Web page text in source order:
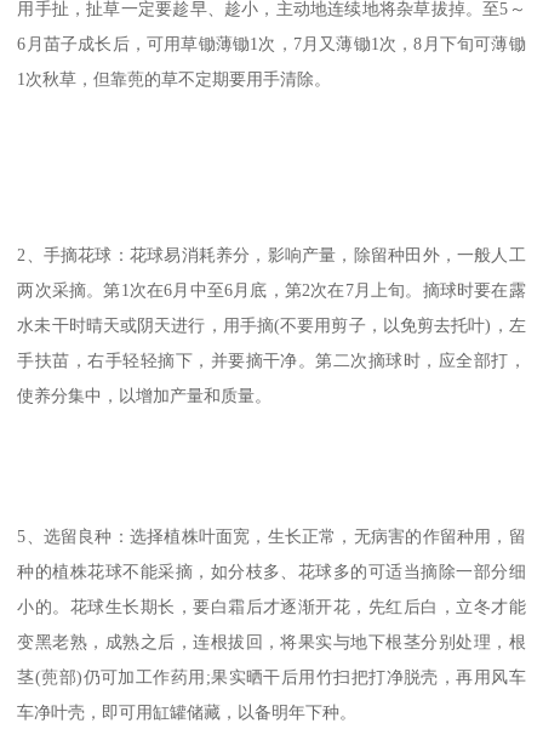
用手扯，扯草一定要趁早、趁小，主动地连续地将杂草拔掉。至5～
6月苗子成长后，可用草锄薄锄1次，7月又薄锄1次，8月下旬可薄锄
1次秋草，但靠蔸的草不定期要用手清除。
2、手摘花球：花球易消耗养分，影响产量，除留种田外，一般人工
两次采摘。第1次在6月中至6月底，第2次在7月上旬。摘球时要在露
水未干时晴天或阴天进行，用手摘(不要用剪子，以免剪去托叶)，左
手扶苗，右手轻轻摘下，并要摘干净。第二次摘球时，应全部打，
使养分集中，以增加产量和质量。
5、选留良种：选择植株叶面宽，生长正常，无病害的作留种用，留
种的植株花球不能采摘，如分枝多、花球多的可适当摘除一部分细
小的。花球生长期长，要白霜后才逐渐开花，先红后白，立冬才能
变黑老熟，成熟之后，连根拔回，将果实与地下根茎分别处理，根
茎(蔸部)仍可加工作药用;果实晒干后用竹扫把打净脱壳，再用风车
车净叶壳，即可用缸罐储藏，以备明年下种。